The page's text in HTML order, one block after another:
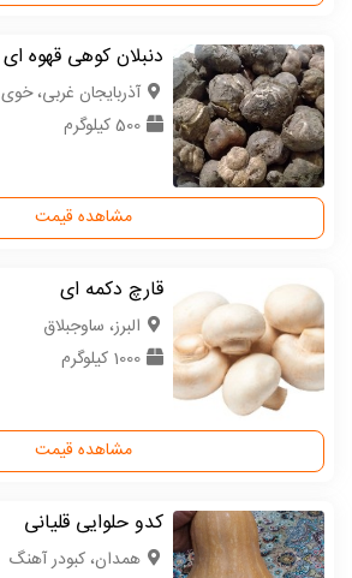
دنبلان کوهی قهوه ای
آذربایجان غربی، خوی
500 کیلوگرم
مشاهده قیمت
قارچ دکمه ای
البرز، ساوجبلاق
1000 کیلوگرم
مشاهده قیمت
کدو حلوایی قلیانی
همدان، کبودر آهنگ